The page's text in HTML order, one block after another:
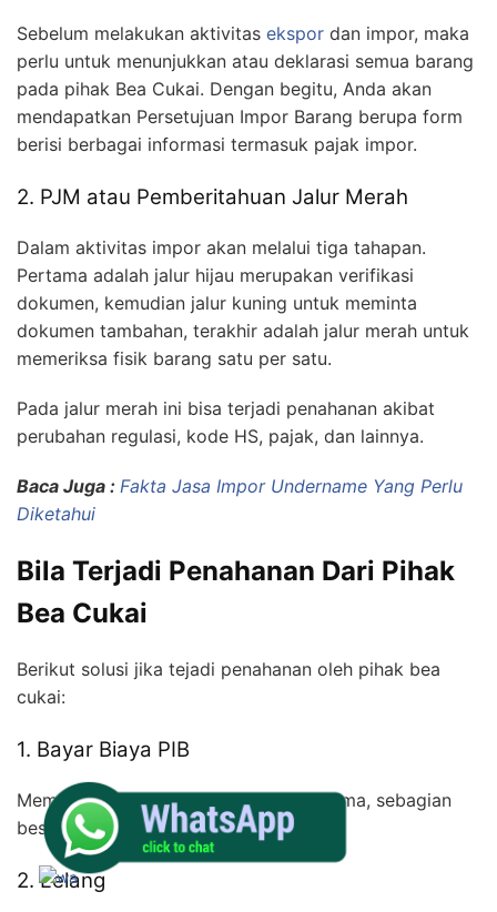
Sebelum melakukan aktivitas ekspor dan impor, maka
perlu untuk menunjukkan atau deklarasi semua barang
pada pihak Bea Cukai. Dengan begitu, Anda akan
mendapatkan Persetujuan Impor Barang berupa form
berisi berbagai informasi termasuk pajak impor.
2. PJM atau Pemberitahuan Jalur Merah
Dalam aktivitas impor akan melalui tiga tahapan.
Pertama adalah jalur hijau merupakan verifikasi
dokumen, kemudian jalur kuning untuk meminta
dokumen tambahan, terakhir adalah jalur merah untuk
memeriksa fisik barang satu per satu.
Pada jalur merah ini bisa terjadi penahanan akibat
perubahan regulasi, kode HS, pajak, dan lainnya.
Baca Juga : Fakta Jasa Impor Undername Yang Perlu
Diketahui
Bila Terjadi Penahanan Dari Pihak
Bea Cukai
Berikut solusi jika tejadi penahanan oleh pihak bea
cukai:
1. Bayar Biaya PIB
Membayar PIB merupakan solusi pertama, sebagian
besar merupakan pajak.
2. Lelang